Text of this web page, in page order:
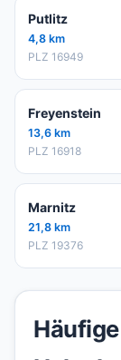
Putlitz
4,8 km
PLZ 16949
Freyenstein
13,6 km
PLZ 16918
Marnitz
21,8 km
PLZ 19376